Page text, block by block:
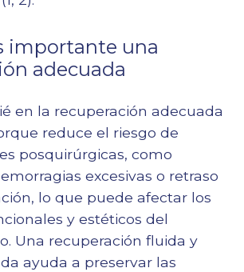
importante una
adecuada
en la recuperación adecuada
reduce el riesgo de
posquirúrgicas, como
excesivas o retraso
lo que puede afectar los
y estéticos del
Una recuperación fluida y
ayuda a preservar las